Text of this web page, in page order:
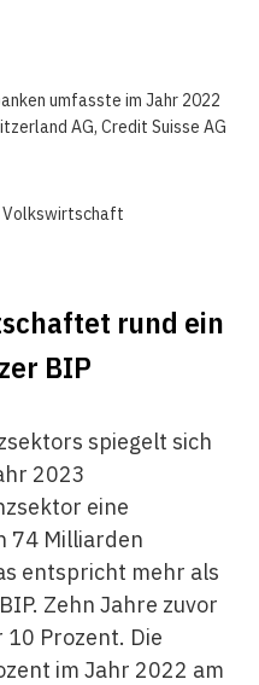
umfasste im Jahr 2022
AG, Credit Suisse AG
Volkswirtschaft
rund ein
BIP
spiegelt sich
2023
eine
74 Milliarden
entspricht mehr als
Zehn Jahre zuvor
Prozent. Die
im Jahr 2022 am